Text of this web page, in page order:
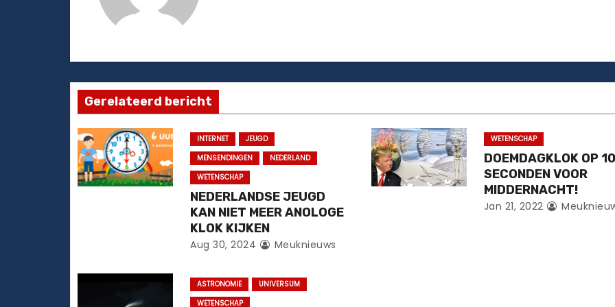
n
a
v
i
g
i
Gerelateerd bericht
INTERNET
JEUGD
MENSENDINGEN
NEDERLAND
WETENSCHAP
NEDERLANDSE JEUGD
KAN NIET MEER ANOLOGE
KLOK KIJKEN
Aug 30, 2024 Meuknieuws
WETENSCHAP
DOEMDAGKLOK OP
SECONDEN VOOR
MIDDERNACHT!
Jan 21, 2022
ASTRONOMIE
UNIVERSUM
WETENSCHAP